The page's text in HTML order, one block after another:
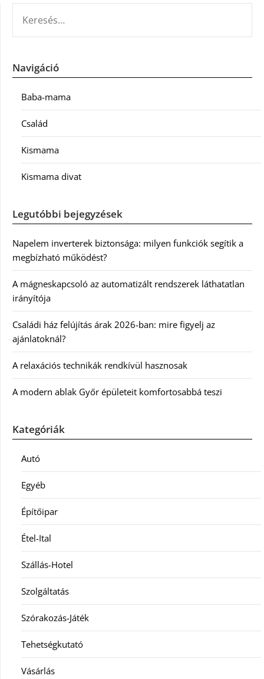
Navigáció
Baba-mama
Család
Kismama
Kismama divat
Legutóbbi bejegyzések
Napelem inverterek biztonsága: milyen funkciók segítik a
megbízható működést?
A mágneskapcsoló az automatizált rendszerek láthatatlan
irányítója
Családi ház felújítás árak 2026-ban: mire figyelj az
ajánlatoknál?
A relaxációs technikák rendkívül hasznosak
A modern ablak Győr épületeit komfortosabbá teszi
Kategóriák
Autó
Egyéb
Építőipar
Étel-Ital
Szállás-Hotel
Szolgáltatás
Szórakozás-Játék
Tehetségkutató
Vásárlás